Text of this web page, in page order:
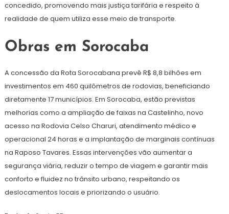
concedido, promovendo mais justiça tarifária e respeito à
realidade de quem utiliza esse meio de transporte.
Obras em Sorocaba
A concessão da Rota Sorocabana prevê R$ 8,8 bilhões em
investimentos em 460 quilômetros de rodovias, beneficiando
diretamente 17 municípios. Em Sorocaba, estão previstas
melhorias como a ampliação de faixas na Castelinho, novo
acesso na Rodovia Celso Charuri, atendimento médico e
operacional 24 horas e a implantação de marginais contínuas
na Raposo Tavares. Essas intervenções vão aumentar a
segurança viária, reduzir o tempo de viagem e garantir mais
conforto e fluidez no trânsito urbano, respeitando os
deslocamentos locais e priorizando o usuário.